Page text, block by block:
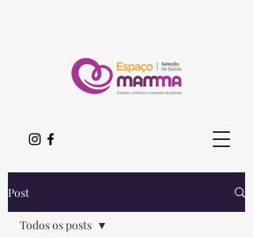
Post
Todos os posts